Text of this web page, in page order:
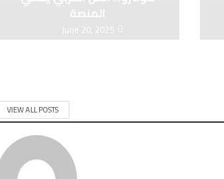
المنصة
June 20, 2025
VIEW ALL POSTS